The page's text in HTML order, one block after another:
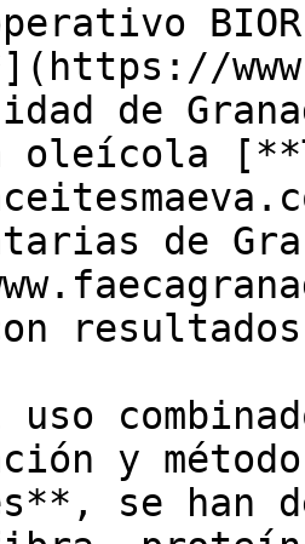
de
oleícola
de
y
se han